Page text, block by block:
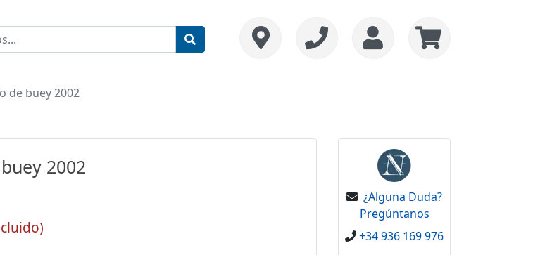
de buey 2002
2002
¿Alguna Duda?
Pregúntanos
+34 936 169 976